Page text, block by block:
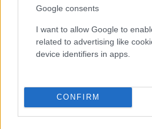
Google consents
I want to allow Google to
related to advertising like
device identifiers in apps.
CONFIRM
Κάνε κλικ και δες
Flash.grστην